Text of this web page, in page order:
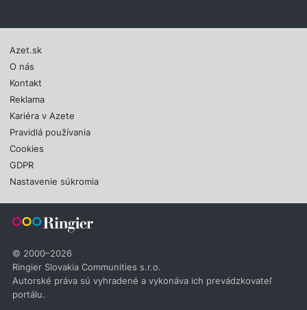
Azet.sk
O nás
Kontakt
Reklama
Kariéra v Azete
Pravidlá používania
Cookies
GDPR
Nastavenie súkromia
© 2000–2026
Ringier Slovakia Communities s.r.o.
Autorské práva sú vyhradené a vykonáva ich prevádzkovateľ
portálu.